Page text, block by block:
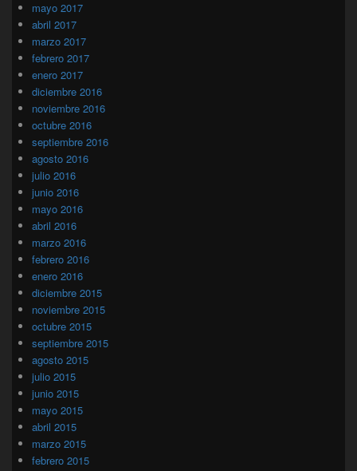
mayo 2017
abril 2017
marzo 2017
febrero 2017
enero 2017
diciembre 2016
noviembre 2016
octubre 2016
septiembre 2016
agosto 2016
julio 2016
junio 2016
mayo 2016
abril 2016
marzo 2016
febrero 2016
enero 2016
diciembre 2015
noviembre 2015
octubre 2015
septiembre 2015
agosto 2015
julio 2015
junio 2015
mayo 2015
abril 2015
marzo 2015
febrero 2015